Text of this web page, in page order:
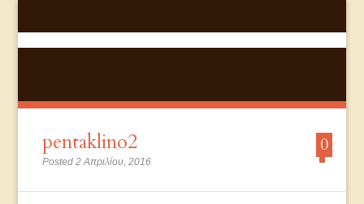
pentaklino2
Posted 2 Απριλίου, 2016
0